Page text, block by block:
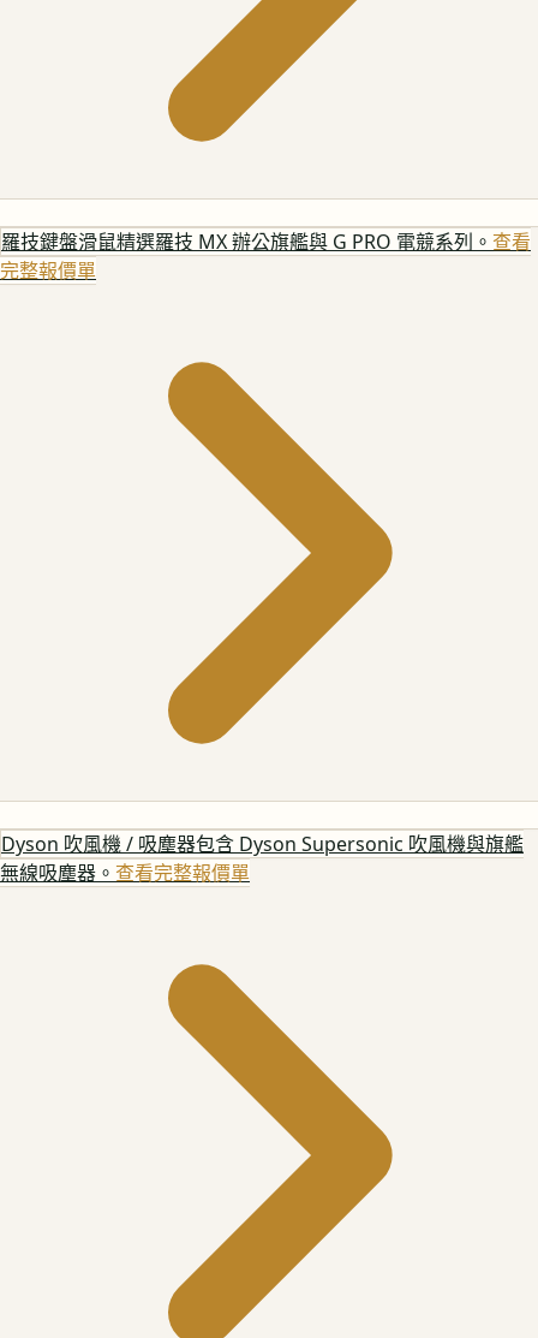
羅技鍵盤滑鼠精選羅技 MX 辦公旗艦與 G PRO 電競系列。 查看
完整報價單
Dyson 吹風機 / 吸塵器包含 Dyson Supersonic 吹風機與旗艦
無線吸塵器。 查看完整報價單